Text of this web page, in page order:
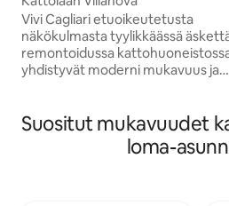
Vivi Cagliari etuoikeutetusta
näkökulmasta tyylikkäässä
remontoidussa
yhdistyvät moderni mukavuus ja
Remystä lähellä tyypillisiä
eksklusiivisia putiikkeja. Suuri 100
neliömetrin terassi, jolta on
Suositut mukavuudet
loma-